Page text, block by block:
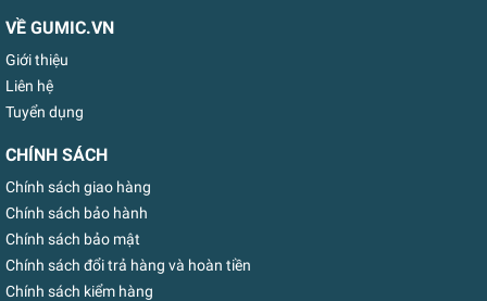
VỀ GUMIC.VN
Giới thiệu
Liên hệ
Tuyển dụng
CHÍNH SÁCH
Chính sách giao hàng
Chính sách bảo hành
Chính sách bảo mật
Chính sách đổi trả hàng và hoàn tiền
Chính sách kiểm hàng